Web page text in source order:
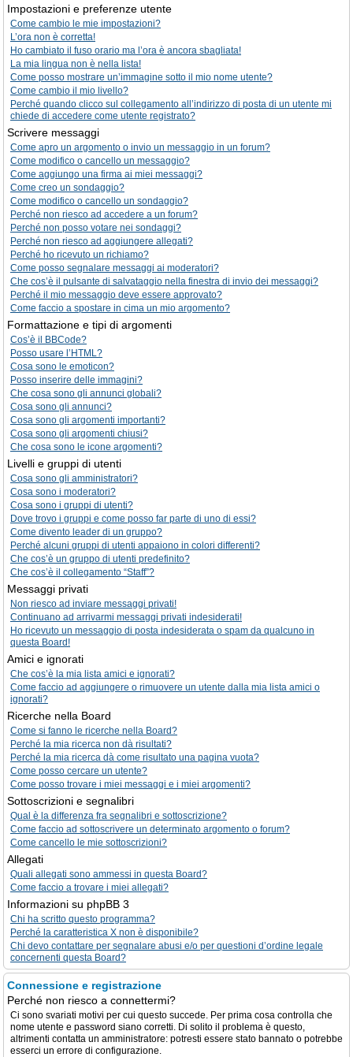
Impostazioni e preferenze utente
Come cambio le mie impostazioni?
L’ora non è corretta!
Ho cambiato il fuso orario ma l’ora è ancora sbagliata!
La mia lingua non è nella lista!
Come posso mostrare un’immagine sotto il mio nome utente?
Come cambio il mio livello?
Perché quando clicco sul collegamento all’indirizzo di posta di un utente mi
chiede di accedere come utente registrato?
Scrivere messaggi
Come apro un argomento o invio un messaggio in un forum?
Come modifico o cancello un messaggio?
Come aggiungo una firma ai miei messaggi?
Come creo un sondaggio?
Come modifico o cancello un sondaggio?
Perché non riesco ad accedere a un forum?
Perché non posso votare nei sondaggi?
Perché non riesco ad aggiungere allegati?
Perché ho ricevuto un richiamo?
Come posso segnalare messaggi ai moderatori?
Che cos’è il pulsante di salvataggio nella finestra di invio dei messaggi?
Perché il mio messaggio deve essere approvato?
Come faccio a spostare in cima un mio argomento?
Formattazione e tipi di argomenti
Cos’è il BBCode?
Posso usare l’HTML?
Cosa sono le emoticon?
Posso inserire delle immagini?
Che cosa sono gli annunci globali?
Cosa sono gli annunci?
Cosa sono gli argomenti importanti?
Cosa sono gli argomenti chiusi?
Che cosa sono le icone argomenti?
Livelli e gruppi di utenti
Cosa sono gli amministratori?
Cosa sono i moderatori?
Cosa sono i gruppi di utenti?
Dove trovo i gruppi e come posso far parte di uno di essi?
Come divento leader di un gruppo?
Perché alcuni gruppi di utenti appaiono in colori differenti?
Che cos’è un gruppo di utenti predefinito?
Che cos’è il collegamento “Staff”?
Messaggi privati
Non riesco ad inviare messaggi privati!
Continuano ad arrivarmi messaggi privati indesiderati!
Ho ricevuto un messaggio di posta indesiderata o spam da qualcuno in
questa Board!
Amici e ignorati
Che cos’è la mia lista amici e ignorati?
Come faccio ad aggiungere o rimuovere un utente dalla mia lista amici o
ignorati?
Ricerche nella Board
Come si fanno le ricerche nella Board?
Perché la mia ricerca non dà risultati?
Perché la mia ricerca dà come risultato una pagina vuota?
Come posso cercare un utente?
Come posso trovare i miei messaggi e i miei argomenti?
Sottoscrizioni e segnalibri
Qual è la differenza fra segnalibri e sottoscrizione?
Come faccio ad sottoscrivere un determinato argomento o forum?
Come cancello le mie sottoscrizioni?
Allegati
Quali allegati sono ammessi in questa Board?
Come faccio a trovare i miei allegati?
Informazioni su phpBB 3
Chi ha scritto questo programma?
Perché la caratteristica X non è disponibile?
Chi devo contattare per segnalare abusi e/o per questioni d’ordine legale
concernenti questa Board?
Connessione e registrazione
Perché non riesco a connettermi?
Ci sono svariati motivi per cui questo succede. Per prima cosa controlla che
nome utente e password siano corretti. Di solito il problema è questo,
altrimenti contatta un amministratore: potresti essere stato bannato o potrebbe
esserci un errore di configurazione.